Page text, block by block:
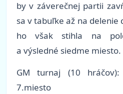
by v záverečnej partii
sa v tabuľke až na delenie
ho však stihla na
a výsledné siedme miesto.
GM turnaj (10
7.miesto